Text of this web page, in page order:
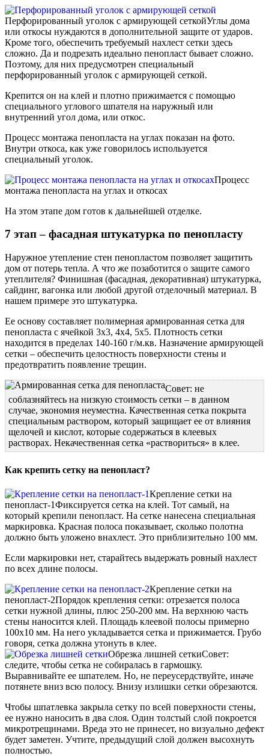
Перфорированный уголок с армирующей сеткойУглы дома
или откосы нуждаются в дополнительной защите от ударов.
Кроме того, обеспечить требуемый нахлест сетки здесь
сложно. Да и подрезать идеально пенопласт бывает сложно.
Поэтому, для них предусмотрен специальный
перфорированный уголок с армирующей сеткой.
Крепится он на клей и плотно прижимается с помощью
специального углового шпателя на наружный или
внутренний угол дома, или откос.
Процесс монтажа пенопласта на углах показан на фото.
Внутри откоса, как уже говорилось используется
специальный уголок.
Процесс
монтажа пенопласта на углах и откосах
На этом этапе дом готов к дальнейшей отделке.
7 этап – фасадная штукатурка по пенопласту
Наружное утепление стен пенопластом позволяет защитить
дом от потерь тепла. А что же позаботится о защите самого
утеплителя? Финишная (фасадная, декоративная) штукатурка,
сайдинг, вагонка или любой другой отделочный материал. В
нашем примере это штукатурка.
Ее основу составляет полимерная армированная сетка для
пенопласта с ячейкой 3х3, 4х4, 5х5. Плотность сетки
находится в пределах 140-160 г/м.кв. Назначение армирующей
сетки – обеспечить целостность поверхности стены и
предотвратить появление трещин.
Совет: не
соблазняйтесь на низкую стоимость сетки – в данном
случае, экономия неуместна. Качественная сетка покрыта
специальным раствором, который защищает ее от влияния
щелочей и кислот, которые содержаться в клеевых
растворах. Некачественная сетка «раствориться» в клее.
Как крепить сетку на пенопласт?
Крепление сетки на
пенопласт-1Фиксируется сетка на клей. Тот самый, на
который крепили пенопласт. На сетке нанесена специальная
маркировка. Красная полоса показывает, сколько полотна
должно быть уложено внахлест. Это приблизительно 100 мм.
Если маркировки нет, старайтесь выдержать ровный нахлест
по всех длине полосы.
Крепление сетки на
пенопласт-2Порядок крепления сетки: отрезается полоса
сетки нужной длины, плюс 250-200 мм. На верхнюю часть
стены наносится клей. Площадь клеевой полосы примерно
100х10 мм. На него укладывается сетка и прижимается. Грубо
говоря, сетка должна утонуть в клее.
Обрезка лишней сеткиСовет:
следите, чтобы сетка не собиралась в гармошку.
Выравнивайте ее шпателем. Но, не переусердствуйте, иначе
потянете вниз всю полосу. Внизу излишки сетки обрезаются.
Чтобы шпатлевка закрыла сетку по всей поверхности стены,
ее нужно наносить в два слоя. Один толстый слой покроется
микротрещинами. Вреда это не принесет, но визуально дефект
будет заметен. Учтите, предыдущий слой должен высохнуть
полностью.